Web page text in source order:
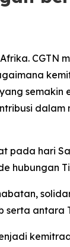
CGTN
semakin
dalam
pada hari
hubungan
antara